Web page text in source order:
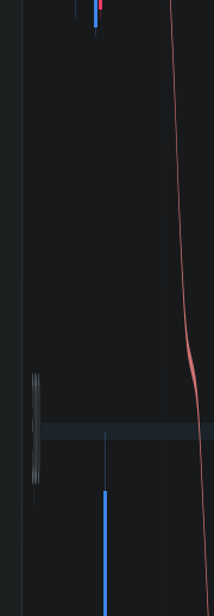
3,000